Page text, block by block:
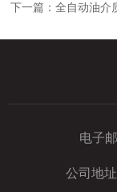
下一篇：全自动油介
电子
公司地